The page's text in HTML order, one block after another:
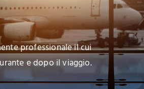
professionale il cui
e dopo il viaggio.